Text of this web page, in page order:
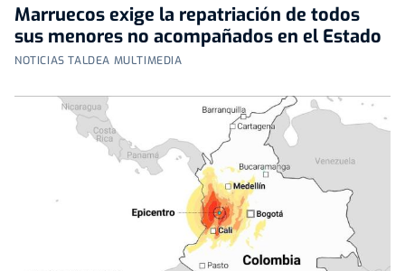
Marruecos exige la repatriación de todos
sus menores no acompañados en el Estado
NOTICIAS TALDEA MULTIMEDIA